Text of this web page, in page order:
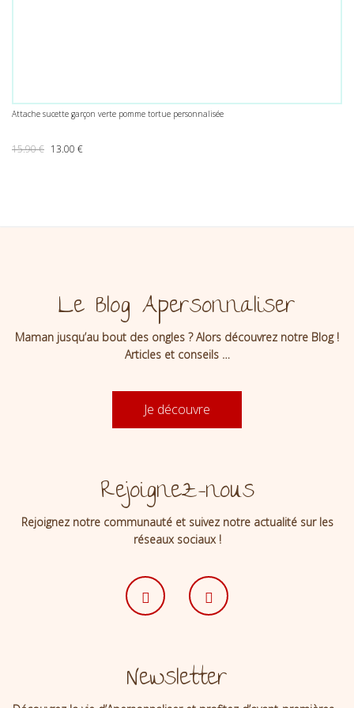
Attache sucette garçon verte pomme tortue personnalisée
15.90€ Le prix initial était : 15.90 €.
13.00 €Le prix actuel est : 13.00 €.
Le Blog Apersonnaliser
Maman jusqu’au bout des ongles ? Alors découvrez notre Blog !
Articles et conseils …
Je découvre
Rejoignez-nous
Rejoignez notre communauté et suivez notre actualité sur les
réseaux sociaux !
Newsletter